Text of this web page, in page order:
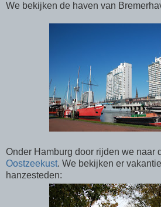
We bekijken de haven van
Onder Hamburg door rijden we naar
Oostzeekust. We bekijken er
hanzesteden: